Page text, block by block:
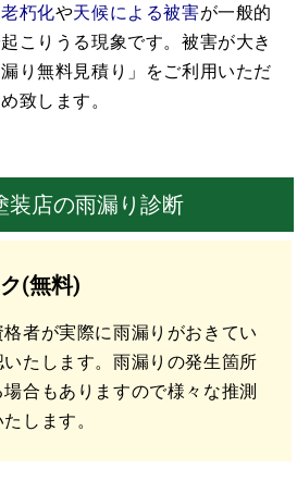
朽化や天候による被害が一般的
こりうる現象です。 被害が大き
り無料見積り」をご利用いただ
致します。
装店の雨漏り診断
(無料)
者が実際に雨漏りがおきてい
たします。雨漏りの発生箇所
合もありますので様々な推測
します。